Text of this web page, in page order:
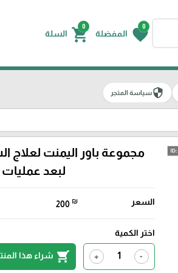
0
favorite المفضلة
0
shopping_cart السلة
securityسياسة المتجر
مجموعة باور اليمنت لعلاج
لبعد
السعر 200 ₪
اختر الكمية
-
+
shopping_cart شراء هذا